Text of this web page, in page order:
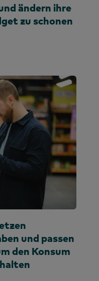
ändern ihre
zu schonen
und passen
den Konsum